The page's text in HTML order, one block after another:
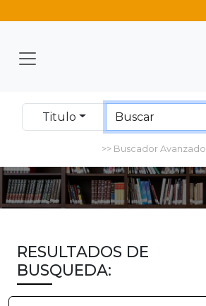
Titulo
>> Buscador Avanzado
RESULTADOS DE
BUSQUEDA: